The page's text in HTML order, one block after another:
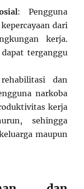
: Pengguna
dari
kerja.
terganggu
dan
narkoba
kerja
sehingga
maupun